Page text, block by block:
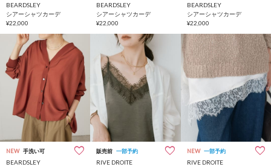
BEARDSLEY
シアーシャツカーデ
¥22,000
BEARDSLEY
シアーシャツカーデ
¥22,000
BEARDSLEY
シアーシャツカーデ
¥22,000
NEW 手洗い可
BEARDSLEY
販売前 一部予約
RIVE DROITE
NEW 一部予約
RIVE DROITE